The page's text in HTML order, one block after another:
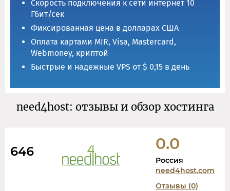
Скорость подключения к сети интернет 10
Гбит/сек
Фиксированная цена в долларах США
Оплата картами MIR, Visa, Mastercard,
Webmoney, криптой
Быстрые и надежные VPS от $ 0,15 в день
need4host: отзывы и обзор хостинга
646 0.0
Россия
need4host.com
Отзывы (0)